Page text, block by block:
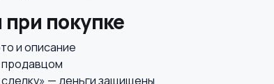
покупке
и описание
продавцом
— деньги защищены